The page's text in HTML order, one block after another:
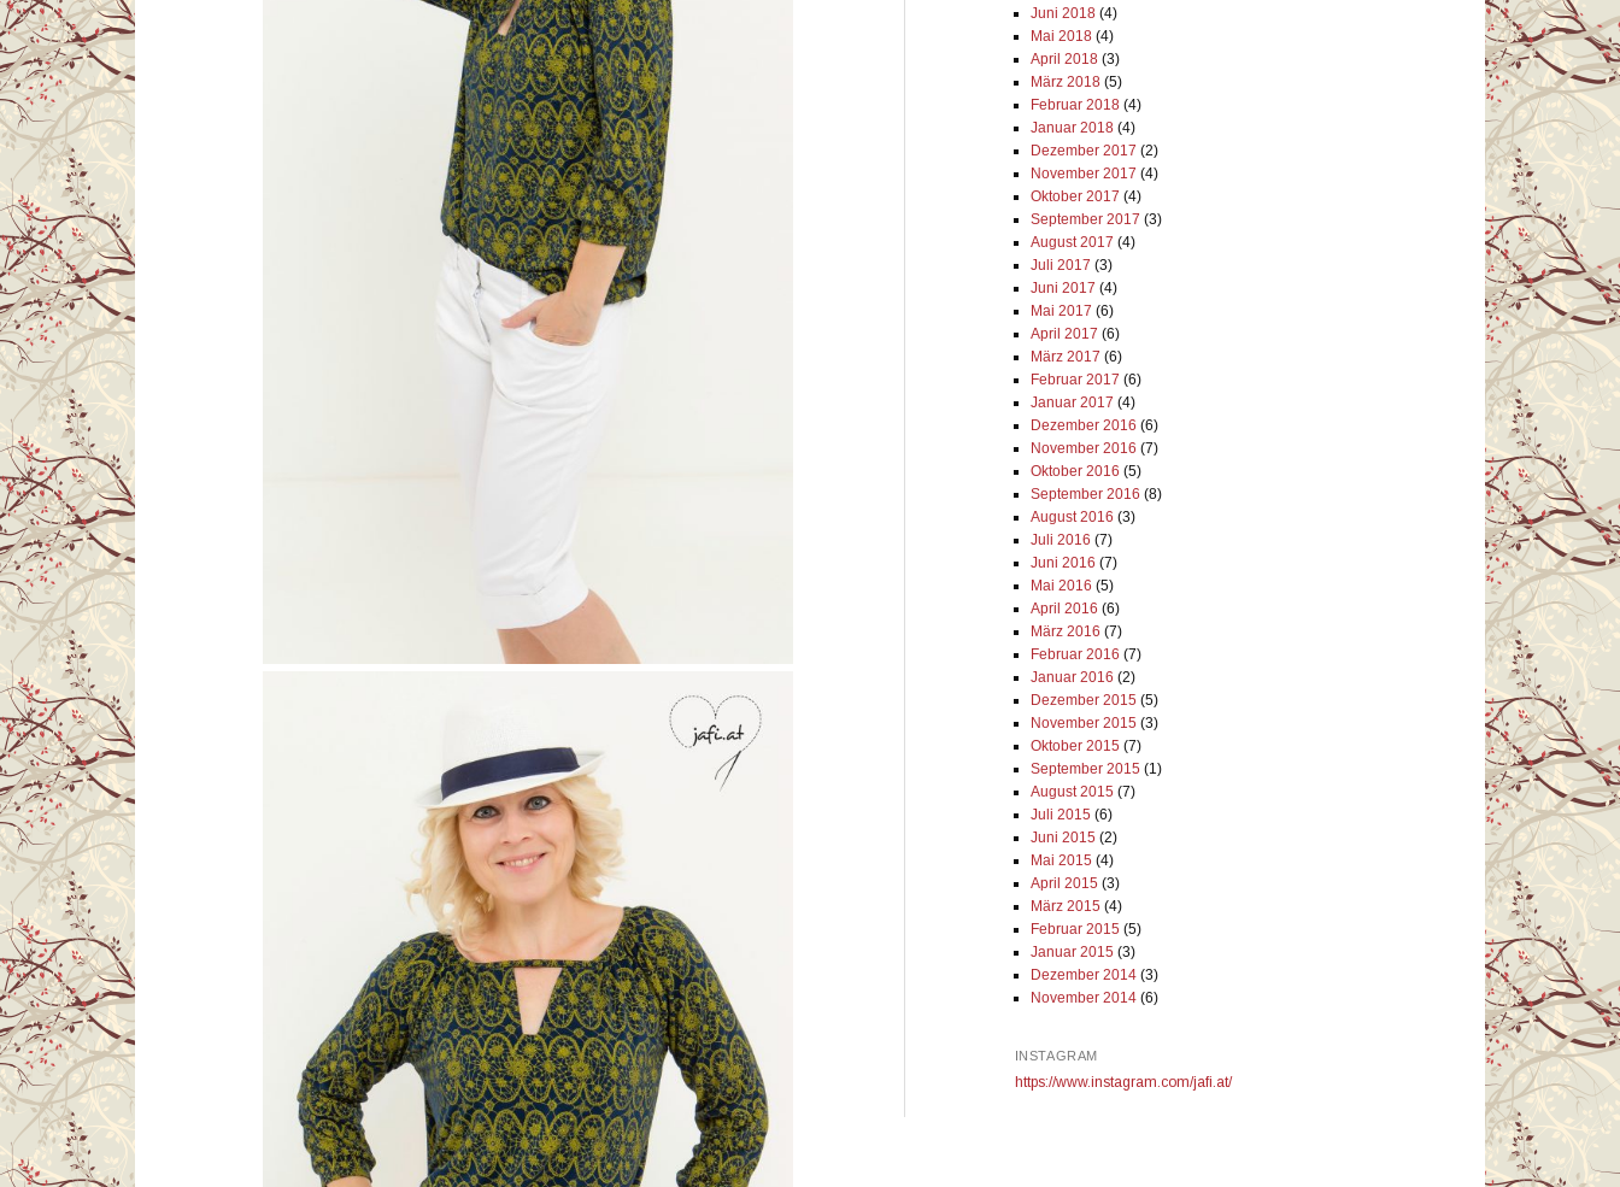
Juni 2018(4)
Mai 2018(4)
April 2018(3)
März 2018(5)
Februar 2018(4)
Januar 2018(4)
Dezember 2017 (2)
November 2017 (4)
Oktober 2017 (4)
September 2017 (3)
August 2017 (4)
Juli 2017 (3)
Juni 2017 (4)
Mai 2017 (6)
April 2017 (6)
März 2017 (6)
Februar 2017 (6)
Januar 2017 (4)
Dezember 2016 (6)
November 2016 (7)
Oktober 2016 (5)
September 2016 (8)
August 2016 (3)
Juli 2016 (7)
Juni 2016 (7)
Mai 2016 (5)
April 2016 (6)
März 2016 (7)
Februar 2016 (7)
Januar 2016 (2)
Dezember 2015 (5)
November 2015 (3)
Oktober 2015 (7)
September 2015 (1)
August 2015 (7)
Juli 2015 (6)
Juni 2015 (2)
Mai 2015 (4)
April 2015 (3)
März 2015 (4)
Februar 2015 (5)
Januar 2015 (3)
Dezember 2014(3)
November 2014(6)
INSTAGRAM
https://www.instagram.com/jafi.at/